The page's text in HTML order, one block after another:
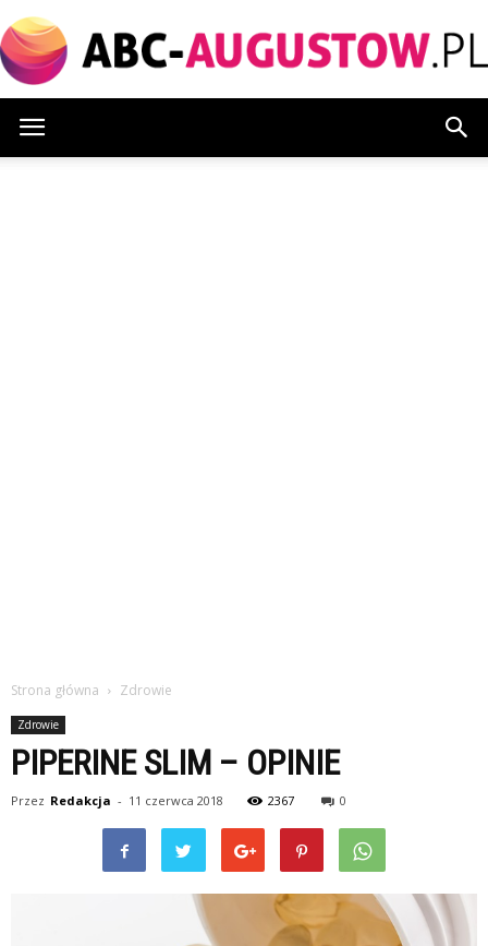
Strona główna Zdrowie
Zdrowie
PIPERINE SLIM – OPINIE
Przez Redakcja - 11 czerwca 2018 2367 0